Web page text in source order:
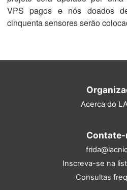
VPS pagos e nós doados
cinquenta sensores serão
Acerca do
Inscreva-se na
Consultas